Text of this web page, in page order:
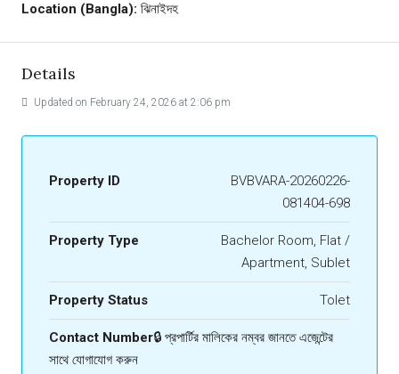
Location (Bangla): ঝিনাইদহ
Details
Updated on February 24, 2026 at 2:06 pm
Property ID
BVBVARA-20260226-
081404-698
Property Type
Bachelor Room, Flat /
Apartment, Sublet
Property Status Tolet
Contact Number🔒 প্রপার্টির মালিকের নম্বর জানতে এজেন্টের
সাথে যোগাযোগ করুন